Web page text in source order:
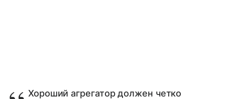
Хороший агрегатор должен четко